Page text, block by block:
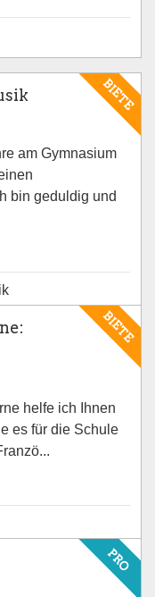
BIETE
am Gymnasium
bin geduldig und
BIETE
helfe ich Ihnen
es für die Schule
PRO